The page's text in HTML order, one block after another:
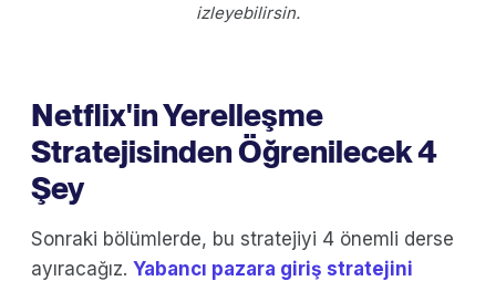
izleyebilirsin.
Netflix'in Yerelleşme
Stratejisinden Öğrenilecek 4
Şey
Sonraki bölümlerde, bu stratejiyi 4 önemli derse
ayıracağız. Yabancı pazara giriş stratejini